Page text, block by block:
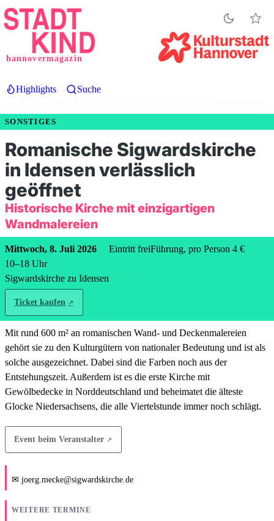
Direkt
zum
hannovermagazin
Highlights Suche
SONSTIGES
Romanische Sigwardskirche
in Idensen verlässlich
geöffnet
Historische Kirche mit einzigartigen
Wandmalereien
Mittwoch, 8. Juli 2026
10–18 Uhr
Sigwardskirche zu Idensen
Eintritt freiFührung, pro Person 4 €
Ticket kaufen
Mit rund 600 m² an romanischen Wand- und Deckenmalereien
gehört sie zu den Kulturgütern von nationaler Bedeutung und ist als
solche ausgezeichnet. Dabei sind die Farben noch aus der
Entstehungszeit. Außerdem ist es die erste Kirche mit
Gewölbedecke in Norddeutschland und beheimatet die älteste
Glocke Niedersachsens, die alle Viertelstunde immer noch schlägt.
Event beim Veranstalter
joerg.mecke@sigwardskirche.de
WEITERE TERMINE